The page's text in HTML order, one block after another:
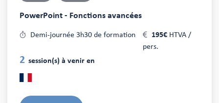
PowerPoint - Fonctions avancées
Demi-journée 3h30 de formation 195€ HTVA /
pers.
2 session(s) à venir en